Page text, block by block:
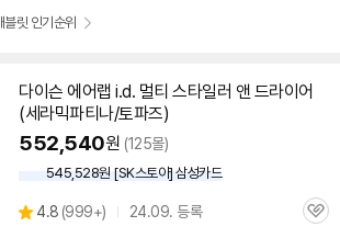
릿 인기순위
다이슨 에어랩 i.d. 멀티 스타일러 앤 드라이어
(세라믹파티나/토파즈)
552,540원 (125몰)
545,528원 [SK스토아] 삼성카드
별
4.8 (상
999+) 24.09. 등록
관